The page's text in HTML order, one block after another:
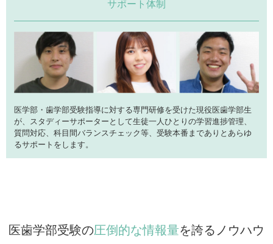
サポート体制
医学部・歯学部受験指導に対する専門研修を受けた現役医歯学部生
が、スタディーサポーターとして生徒一人ひとりの学習進捗管理、
質問対応、科目間バランスチェック等、受験本番までありとあらゆ
るサポートをします。
医歯学部受験の圧倒的な情報量を誇るノウハウ